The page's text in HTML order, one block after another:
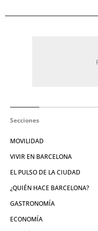
Secciones
MOVILIDAD
VIVIR EN BARCELONA
EL PULSO DE LA CIUDAD
¿QUIÉN HACE BARCELONA?
GASTRONOMÍA
ECONOMÍA